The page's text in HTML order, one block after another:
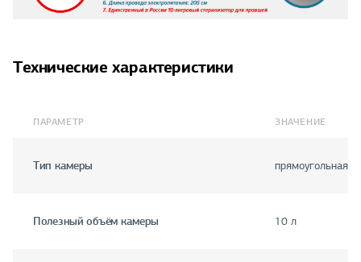
Технические характеристики
ПАРАМЕТР ЗНАЧЕНИЕ
Тип камеры прямоугольная
Полезный объём камеры 10 л